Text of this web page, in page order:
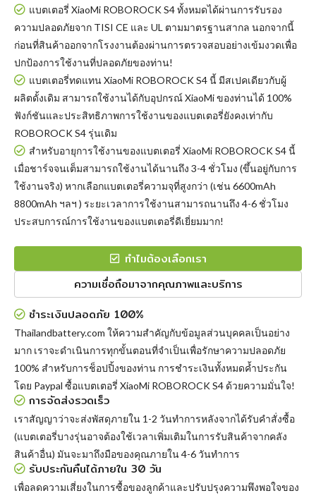
แบตเตอรี่ XiaoMi ROBOROCK S4ทั้งหมดได้ผ่านการรับรอง
ความปลอดภัยจาก TISI CE และ UL ตามมาตรฐานสากล นอกจากนี้
ก่อนที่สินค้าออกจากโรงงานต้องผ่านการตรวจสอบอย่างเข้มงวดเพื่อ
ปกป้องการใช้งานที่ปลอดภัยของท่าน!
แบตเตอรี่ทดแทน XiaoMi ROBOROCK S4นี้ มีสเปคเดียวกับผู้
ผลิตดั้งเดิม สามารถใช้งานได้กับอุปกรณ์ XiaoMi ของท่านได้ 100%
ฟังก์ชันและประสิทธิภาพการใช้งานของแบตเตอรี่ยังคงเท่ากับ
ROBOROCK S4 รุ่นเดิม
สำหรับอายุการใช้งานของแบตเตอรี่ XiaoMi ROBOROCK S4 นี้
เมื่อชาร์จจนเต็มสามารถใช้งานได้นานถึง 3-4 ชั่วโมง (ขึ้นอยู่กับการ
ใช้งานจริง) หากเลือกแบตเตอรี่ความจุที่สูงกว่า (เช่น 6600mAh
8800mAh ฯลฯ ) ระยะเวลาการใช้งานสามารถนานถึง 4-6 ชั่วโมง
ประสบการณ์การใช้งานของแบตเตอรี่ดีเยี่ยมมาก!
ทำไมต้องเลือกเรา
ความเชื่อถือมาจากคุณภาพและบริการ
ชำระเงินปลอดภัย 100%
Thailandbattery.com ให้ความสำคัญกับข้อมูลส่วนบุคคลเป็นอย่าง
มาก เราจะดำเนินการทุกขั้นตอนที่จำเป็นเพื่อรักษาความปลอดภัย
100% สำหรับการช็อปปิ้งของท่าน การชำระเงินทั้งหมดค้ำประกัน
โดย Paypal ซื้อแบตเตอรี่ XiaoMi ROBOROCK S4 ด้วยความมั่นใจ!
การจัดส่งรวดเร็ว
เราสัญญาว่าจะส่งพัสดุภายใน 1-2 วันทำการหลังจากได้รับคำสั่งซื้อ
(แบตเตอรี่บางรุ่นอาจต้องใช้เวลาเพิ่มเติมในการรับสินค้าจากคลัง
สินค้าอื่น) มันจะมาถึงมือของคุณภายใน 4-6 วันทำการ
รับประกันคืนได้ภายใน 30 วัน
เพื่อลดความเสี่ยงในการซื้อของลูกค้าและปรับปรุงความพึงพอใจของ